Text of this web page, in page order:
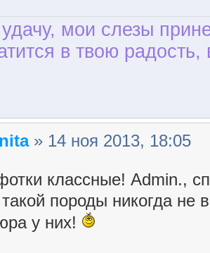
мои слезы
в твою радость,
» 14 ноя 2013, 18:05
классные! Admin.,
породы никогда не
у них!